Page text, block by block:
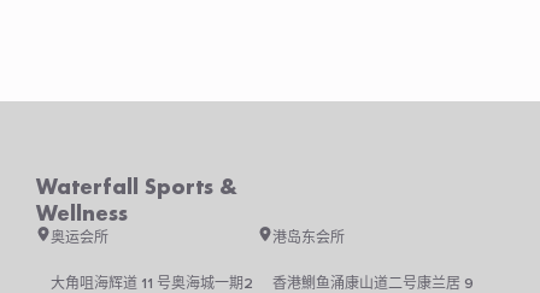
面
上
选
这
Waterfall Sports &
Wellness
奥运会所
大角咀海辉道 11 号奥海城一期2
港岛东会所
香港鰂鱼涌康山道二号康兰居 9